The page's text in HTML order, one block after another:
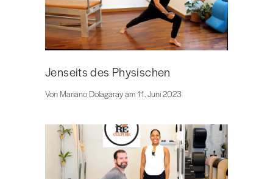
Jenseits des Physischen
Von Mariano Dolagaray am 11. Juni 2023